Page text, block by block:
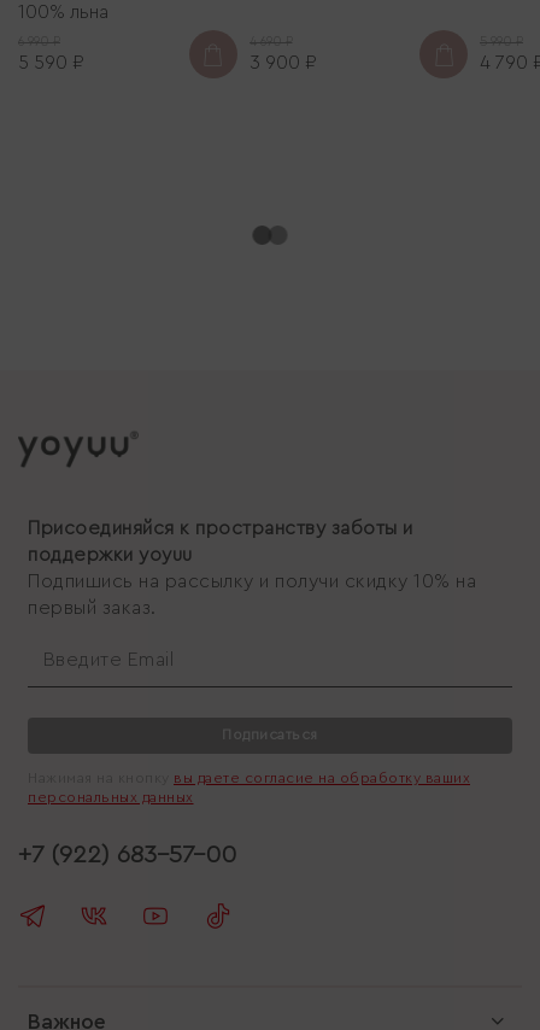
100% льна
6 990 ₽
5 590 ₽
4 690 ₽
3 900 ₽
5 990 ₽
4 790
Присоединяйся к пространству заботы и
поддержки yoyuu
Подпишись на рассылку и получи скидку 10% на
первый заказ.
Подписаться
вы даете согласие на обработку ваших
персональных данных
Важное
+7 (922) 683-57-00